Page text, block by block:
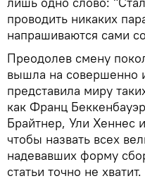
проводить никаких
напрашиваются сами
Преодолев смену
вышла на совершенно
представила миру
как Франц
Брайтнер, Ули Хеннес
чтобы назвать всех
надевавших форму
статьи точно не хватит.